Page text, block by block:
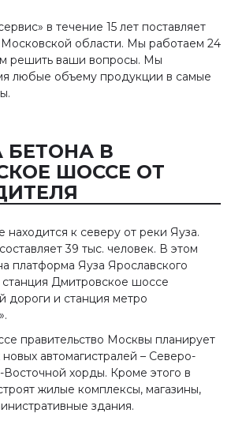
в течение 15 лет поставляет
области. Мы работаем 24
решить ваши вопросы. Мы
любые объему продукции в самые
БЕТОНА В
ШОССЕ ОТ
к северу от реки Яуза.
39 тыс. человек. В этом
платформа Яуза Ярославского
Дмитровское шоссе
дороги и станция метро
правительство Москвы планирует
новых автомагистралей – Северо-
хорды. Кроме этого в
жилые комплексы, магазины,
здания.